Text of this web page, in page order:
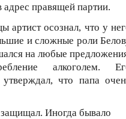
правящей партии.
артист осознал, что у
и сложные роли
на любые
алкоголем.
что папа
Иногда бывало